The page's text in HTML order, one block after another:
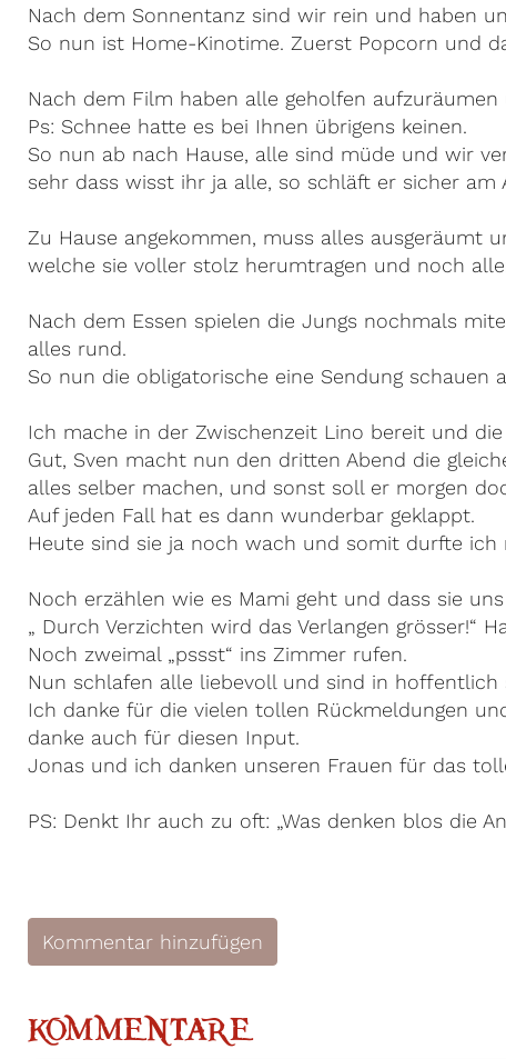
Nach dem Sonnentanz sind wir rein und haben
So nun ist Home-Kinotime. Zuerst Popcorn und
Nach dem Film haben alle geholfen
Ps: Schnee hatte es bei Ihnen übrigens keinen.
So nun ab nach Hause, alle sind müde und wir
sehr dass wisst ihr ja alle, so schläft er sicher am
Zu Hause angekommen, muss alles ausgeräumt
welche sie voller stolz herumtragen und noch
Nach dem Essen spielen die Jungs nochmals
alles rund.
So nun die obligatorische eine Sendung schauen
Ich mache in der Zwischenzeit Lino bereit und
Gut, Sven macht nun den dritten Abend die
alles selber machen, und sonst soll er morgen
Auf jeden Fall hat es dann wunderbar geklappt.
Heute sind sie ja noch wach und somit durfte ich
Noch erzählen wie es Mami geht und dass sie
„ Durch Verzichten wird das Verlangen grösser!“
Noch zweimal „pssst“ ins Zimmer rufen.
Nun schlafen alle liebevoll und sind in hoffentlich
Ich danke für die vielen tollen Rückmeldungen
danke auch für diesen Input.
Jonas und ich danken unseren Frauen für das
PS: Denkt Ihr auch zu oft: „Was denken blos die
Kommentar hinzufügen
KOMMENTARE